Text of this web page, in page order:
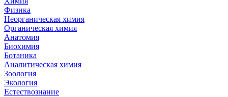
Физика
Неорганическая химия
Органическая химия
Анатомия
Биохимия
Ботаника
Аналитическая химия
Зоология
Экология
Естествознание